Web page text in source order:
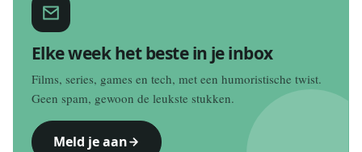
Elke week het beste in je inbox
Films, series, games en tech, met een humoristische twist.
Geen spam, gewoon de leukste stukken.
Meld je aan